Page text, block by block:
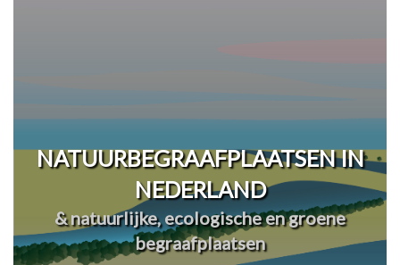
NATUURBEGRAAFPLAATSEN IN
NEDERLAND
& natuurlijke, ecologische en groene
begraafplaatsen